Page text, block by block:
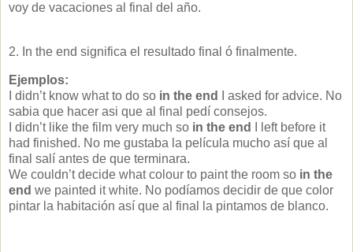
voy de vacaciones al final del año.
2. In the end significa el resultado final ó finalmente.
Ejemplos:
I didn’t know what to do so in the end I asked for advice. No
sabia que hacer asi que al final pedí consejos.
I didn’t like the film very much so in the end
I left before it
had finished. No me gustaba la película mucho así que al
final salí antes de que terminara.
We couldn’t decide what colour to paint the room so in the
end we painted it white. No podíamos decidir de que color
pintar la habitación así que al final la pintamos de blanco.